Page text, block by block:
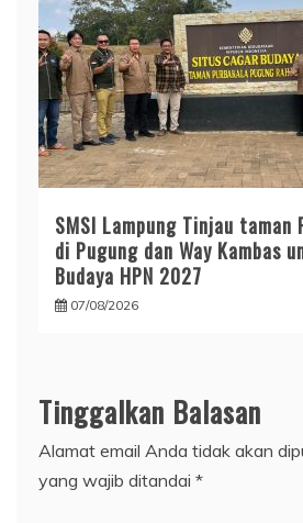
SMSI Lampung Tinjau taman
di Pugung dan Way Kambas
Budaya HPN 2027
07/08/2026
Tinggalkan Balasan
Alamat email Anda tidak akan
yang wajib ditandai *